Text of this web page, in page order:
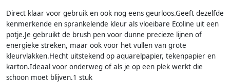
Direct klaar voor gebruik en ook nog eens geurloos.Geeft dezelfde
kenmerkende en sprankelende kleur als vloeibare Ecoline uit een
potje.Je gebruikt de brush pen voor dunne precieze lijnen of
energieke streken, maar ook voor het vullen van grote
kleurvlakken.Hecht uitstekend op aquarelpapier, tekenpapier en
karton.Ideaal voor onderweg of als je op een plek werkt die
schoon moet blijven.1 stuk